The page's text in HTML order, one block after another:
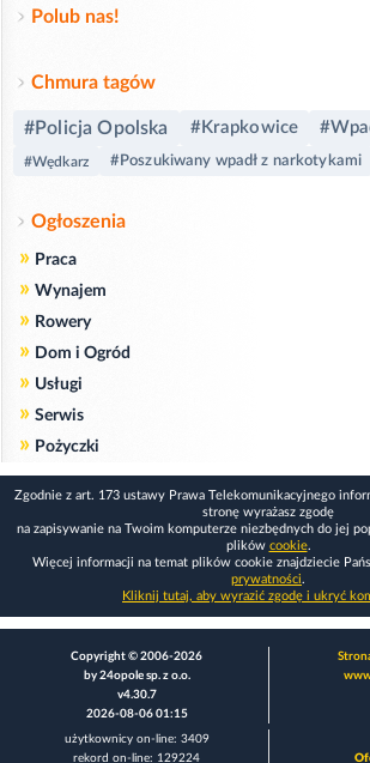
Polub nas!
Chmura tagów
#Policja Opolska #Krapkowice
#Wędkarz #Poszukiwany wpadł z narkotykami
Ogłoszenia
» Praca
» Wynajem
» Rowery
» Dom i Ogród
» Usługi
» Serwis
» Pożyczki
Zgodnie z art. 173 ustawy Prawa Telekomunikacyjnego
stronę wyrażasz zgodę
na zapisywanie na Twoim komputerze niezbędnych do jej
plików cookie.
Więcej informacji na temat plików cookie znajdziecie
prywatności.
Kliknij tutaj, aby wyrazić zgodę i ukryć
Copyright © 2006-2026
by 24opole sp. z o.o.
v4.30.7
2026-08-06 01:15
użytkownicy on-line: 3409
rekord on-line: 129224